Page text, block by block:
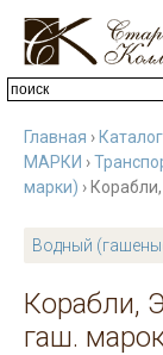
Главная › Каталог
МАРКИ ›
марки) ›
Водный
Корабли,
гаш.